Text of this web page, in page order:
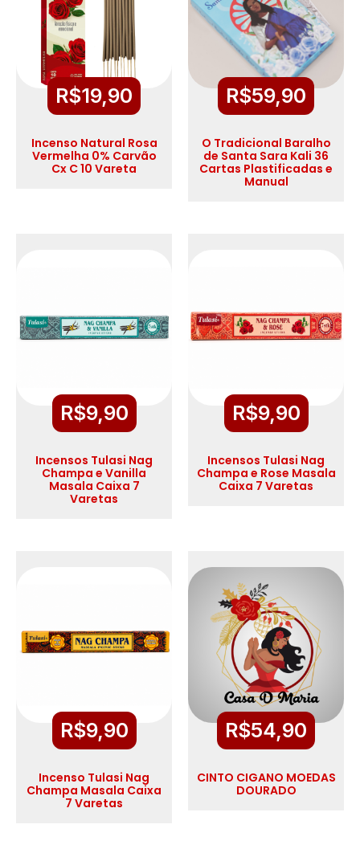
R$19,90
Incenso Natural Rosa
Vermelha 0% Carvão
Cx C 10 Vareta
R$59,90
O Tradicional Baralho
de Santa Sara Kali 36
Cartas Plastificadas e
Manual
R$9,90
Incensos Tulasi Nag
Champa e Vanilla
Masala Caixa 7
Varetas
R$9,90
Incensos Tulasi Nag
Champa e Rose Masala
Caixa 7 Varetas
R$9,90
Incenso Tulasi Nag
Champa Masala Caixa
7 Varetas
R$54,90
CINTO CIGANO MOEDAS
DOURADO